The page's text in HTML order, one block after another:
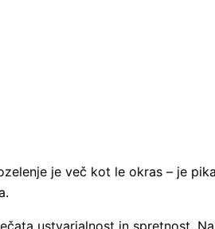
je več kot le okras – je
ustvarjalnost in spretnost.